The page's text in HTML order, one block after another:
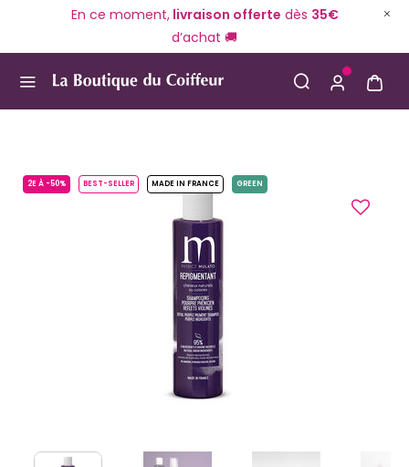
En ce moment,livraison offerte dès 35€
d’achat 🚚
2E À -50% BEST-SELLER MADE IN FRANCE GREEN